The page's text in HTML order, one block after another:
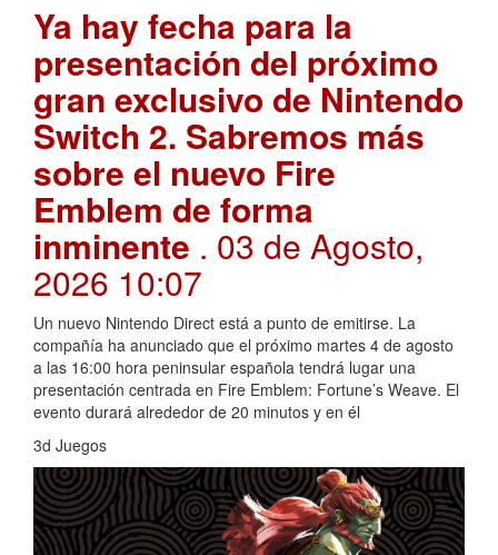
Ya hay fecha para la
presentación del próximo
gran exclusivo de Nintendo
Switch 2. Sabremos más
sobre el nuevo Fire
Emblem de forma
inminente . 03 de Agosto,
2026 10:07
Un nuevo Nintendo Direct está a punto de emitirse. La
compañía ha anunciado que el próximo martes 4 de agosto
a las 16:00 hora peninsular española tendrá lugar una
presentación centrada en Fire Emblem: Fortune’s Weave. El
evento durará alrededor de 20 minutos y en él
3d Juegos